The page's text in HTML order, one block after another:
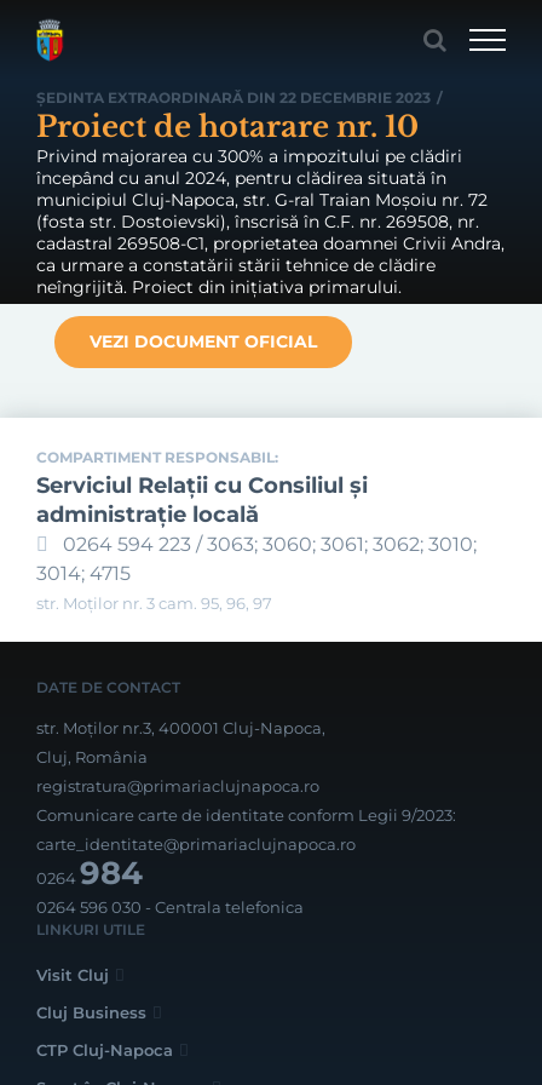
ȘEDINTA EXTRAORDINARĂ DIN 22 DECEMBRIE 2023 /
Proiect de hotarare nr. 10
Privind majorarea cu 300% a impozitului pe clădiri
începând cu anul 2024, pentru clădirea situată în
municipiul Cluj-Napoca, str. G-ral Traian Moșoiu nr. 72
(fosta str. Dostoievski), înscrisă în C.F. nr. 269508, nr.
cadastral 269508-C1, proprietatea doamnei Crivii Andra,
ca urmare a constatării stării tehnice de clădire
neîngrijită. Proiect din inițiativa primarului.
VEZI DOCUMENT OFICIAL
COMPARTIMENT RESPONSABIL:
Serviciul Relaţii cu Consiliul şi
administraţie locală
0264 594 223 / 3063; 3060; 3061; 3062; 3010;
3014; 4715
str. Moților nr. 3 cam. 95, 96, 97
DATE DE CONTACT
str. Moților nr.3, 400001 Cluj-Napoca,
Cluj, România
registratura@primariaclujnapoca.ro
Comunicare carte de identitate conform Legii 9/2023:
carte_identitate@primariaclujnapoca.ro
0264984
0264 596 030 - Centrala telefonica
LINKURI UTILE
Visit Cluj
Cluj Business
CTP Cluj-Napoca